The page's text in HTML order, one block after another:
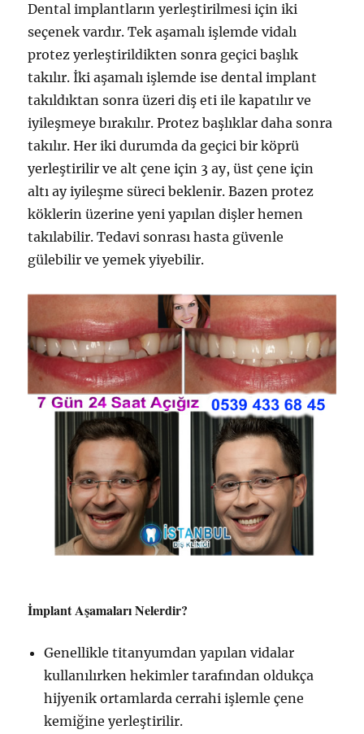
Dental implantların yerleştirilmesi için iki
seçenek vardır. Tek aşamalı işlemde vidalı
protez yerleştirildikten sonra geçici başlık
takılır. İki aşamalı işlemde ise dental implant
takıldıktan sonra üzeri diş eti ile kapatılır ve
iyileşmeye bırakılır. Protez başlıklar daha sonra
takılır. Her iki durumda da geçici bir köprü
yerleştirilir ve alt çene için 3 ay, üst çene için
altı ay iyileşme süreci beklenir. Bazen protez
köklerin üzerine yeni yapılan dişler hemen
takılabilir. Tedavi sonrası hasta güvenle
gülebilir ve yemek yiyebilir.
İmplantAşamaları Nelerdir?
Genellikle titanyumdan yapılan vidalar
kullanılırken hekimler tarafından oldukça
hijyenik ortamlarda cerrahi işlemle çene
kemiğine yerleştirilir.